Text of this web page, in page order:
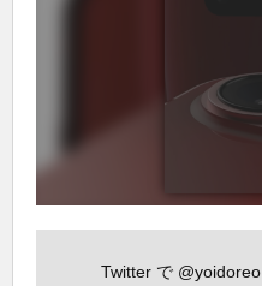
Twitter で @yoidoreo